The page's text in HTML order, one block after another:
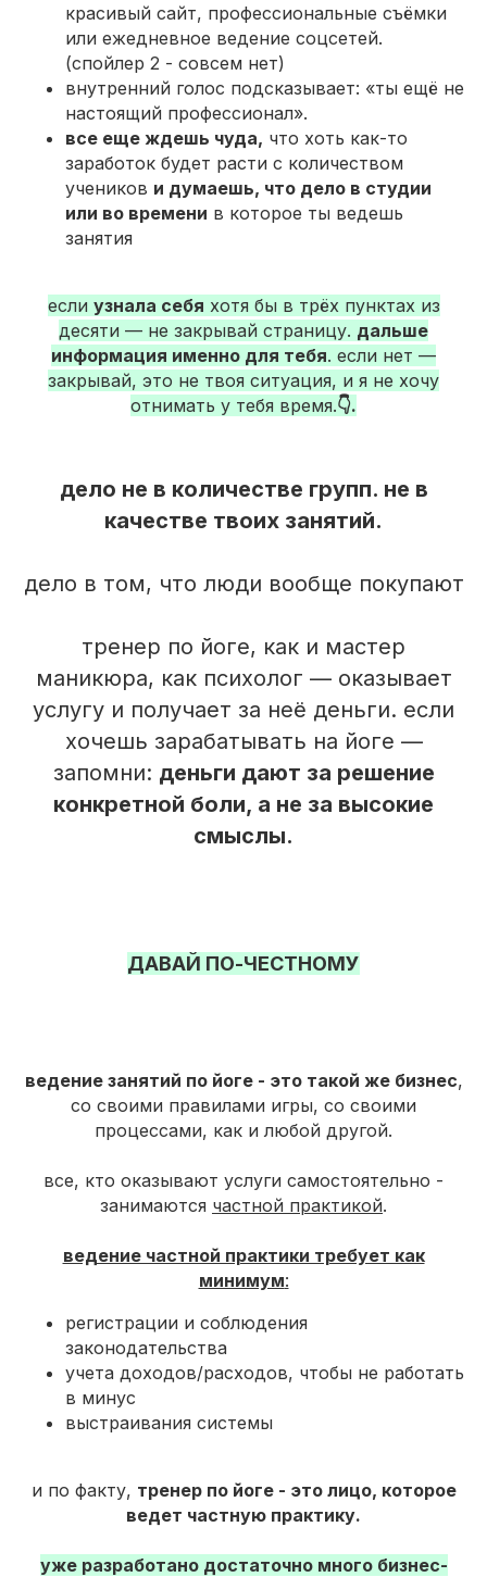
красивый сайт, профессиональные съёмки
или ежедневное ведение соцсетей.
(спойлер 2 - совсем нет)
внутренний голос подсказывает: «ты ещё не
настоящий профессионал».
все еще ждешь чуда, что хоть как-то
заработок будет расти с количеством
учеников и думаешь, что дело в студии
или во времени в которое ты ведешь
занятия
если узнала себя хотя бы в трёх пунктах из
десяти — не закрывай страницу. дальше
информация именно для тебя. если нет —
закрывай, это не твоя ситуация, и я не хочу
отнимать у тебя время.👇.
дело не в количестве групп. не в
качестве твоих занятий.
дело в том, что люди вообще покупают
тренер по йоге, как и мастер
маникюра, как психолог — оказывает
услугу и получает за неё деньги. если
хочешь зарабатывать на йоге —
запомни: деньги дают за решение
конкретной боли, а не за высокие
смыслы.
ДАВАЙ ПО-ЧЕСТНОМУ
ведение занятий по йоге - это такой же бизнес,
со своими правилами игры, со своими
процессами, как и любой другой.
все, кто оказывают услуги самостоятельно -
занимаются частной практикой.
ведение частной практики требует как
минимум:
регистрации и соблюдения
законодательства
учета доходов/расходов, чтобы не работать
в минус
выстраивания системы
и по факту, тренер по йоге - это лицо, которое
ведет частную практику.
уже разработано достаточно много бизнес-